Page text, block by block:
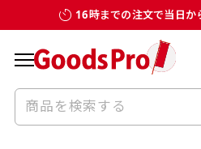
16時までの注文で当日か
お客様からのデータ入
する場合
入稿いただくデータは
デザイン変更なしでのご注
のぼり旗のデザインをす
サイズ一
既製品のサイズについて
サイズ一
既製品のサイズについて
一般的にはチチの位置は
のぼり旗のチチについて
一般的にはチチの位置は
補強縫製って何？
補強縫製とはヒートカッ
生地の種
スリット（切り込
スリット（切り込み）を